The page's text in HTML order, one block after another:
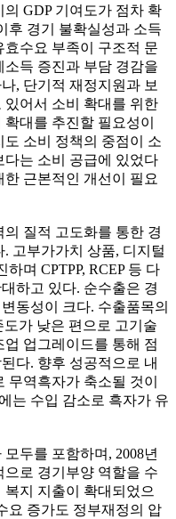
GDP 기여도가 점차 확
후 경기 불확실성과 소득
수요 부족이 구조적 문
득 증진과 부담 경감을
, 단기적 재정지원과 보
어서 소비 확대를 위한
대를 추진할 필요성이
소비 정책의 중점이 소
는 소비 공급에 있었다
근본적인 개선이 필요
질적 고도화를 통한 경
고부가가치 상품, 디지털
며 CPTPP, RCEP 등 다
하고 있다. 순수출은 경
동성이 크다. 수출품목의
가 낮은 편으로 고기술
업그레이드를 통해 점
다. 향후 성공적으로 내
무역흑자가 축소될 것이
는 수입 감소로 흑자가 유
두를 포함하며, 2008년
로 경기부양 역할을 수
지 지출이 확대되었으
요 증가도 정부재정의 압